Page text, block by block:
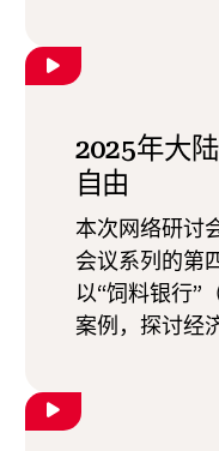
2025年大
自由
本次网络研讨
会议系列的第
以“饲料银行”
案例，探讨经